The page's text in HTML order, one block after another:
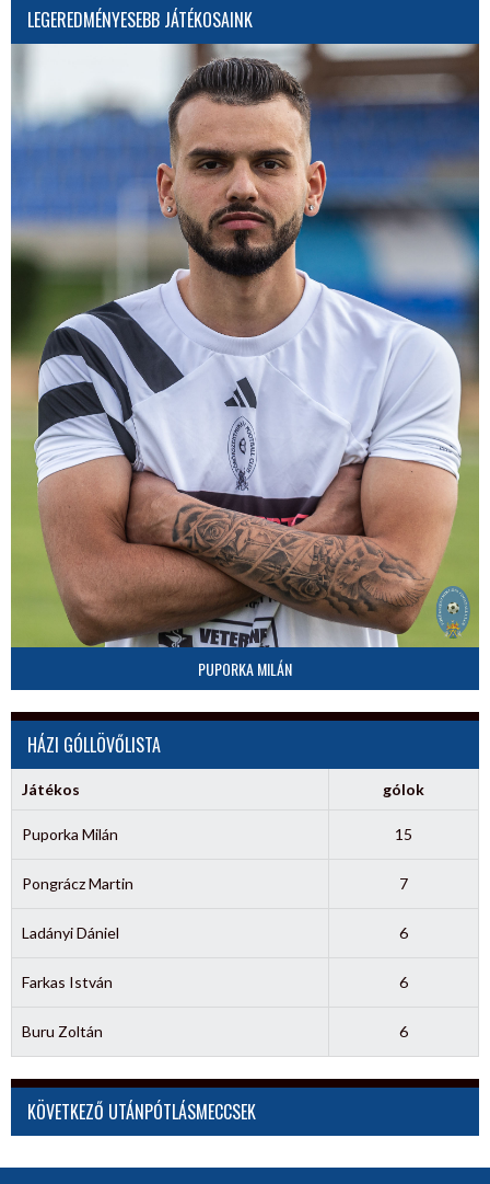
LEGEREDMÉNYESEBB JÁTÉKOSAINK
PUPORKA MILÁN
HÁZI GÓLLÖVŐLISTA
Játékos gólok
Puporka Milán 15
Pongrácz Martin 7
Ladányi Dániel 6
Farkas István 6
Buru Zoltán 6
KÖVETKEZŐ UTÁNPÓTLÁSMECCSEK